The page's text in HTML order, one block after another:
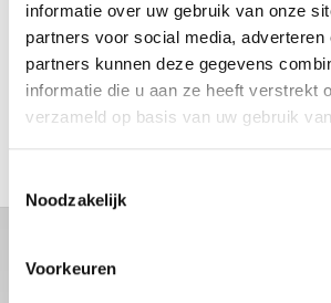
informatie over uw gebruik van onze
partners voor social media, adverteren
partners kunnen deze gegevens
informatie die u aan ze heeft verstrekt
verzameld op basis van uw gebruik
Noodzakelijk
Voorkeuren
MAMA
SCHOLEN
BEGONNEN